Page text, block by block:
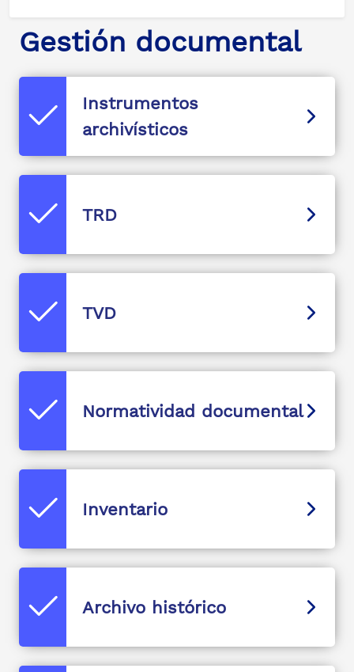
Gestión documental
Instrumentos
archivísticos
TRD
TVD
Normatividad documental
Inventario
Archivo histórico